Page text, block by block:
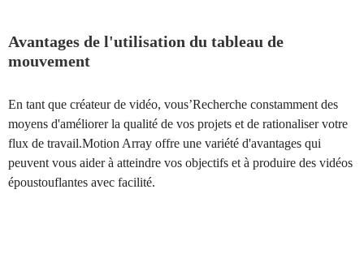
Avantages de l'utilisation du tableau de
mouvement
En tant que créateur de vidéo, vous’Recherche constamment des
moyens d'améliorer la qualité de vos projets et de rationaliser votre
flux de travail.Motion Array offre une variété d'avantages qui
peuvent vous aider à atteindre vos objectifs et à produire des vidéos
époustouflantes avec facilité.